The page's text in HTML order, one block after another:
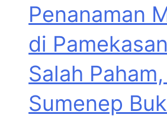
Penanaman
di
Salah
Sumenep